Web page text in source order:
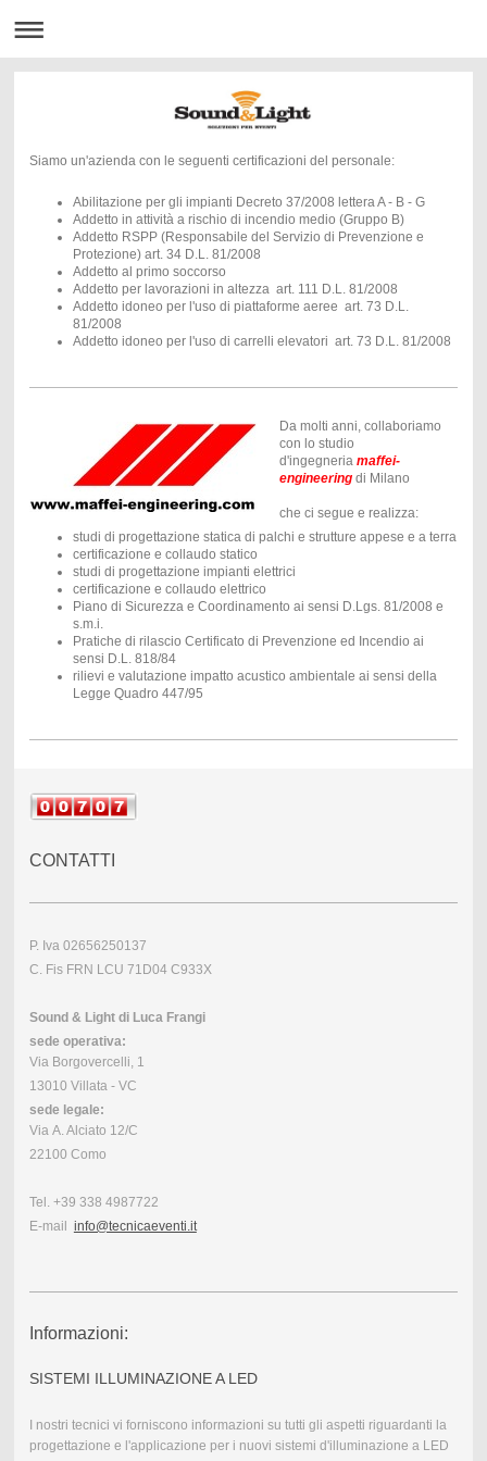
Siamo un'azienda con le seguenti certificazioni del personale:
Abilitazione per gli impianti Decreto 37/2008 lettera A - B - G
Addetto in attività a rischio di incendio medio (Gruppo B)
Addetto RSPP (Responsabile del Servizio di Prevenzione e
Protezione) art. 34 D.L. 81/2008
Addetto al primo soccorso
Addetto per lavorazioni in altezza art. 111 D.L. 81/2008
Addetto idoneo per l'uso di piattaforme aeree art. 73 D.L.
81/2008
Addetto idoneo per l'uso di carrelli elevatori art. 73 D.L. 81/2008
Da molti anni, collaboriamo
con lo studio
d'ingegneria maffei-
engineeringdi Milano
che ci segue e realizza:
studi di progettazione statica di palchi e strutture appese e a terra
certificazione e collaudo statico
studi di progettazione impianti elettrici
certificazione e collaudo elettrico
Piano di Sicurezza e Coordinamento ai sensi D.Lgs. 81/2008 e
s.m.i.
Pratiche di rilascio Certificato di Prevenzione ed Incendio ai
sensi D.L. 818/84
rilievi e valutazione impatto acustico ambientale ai sensi della
Legge Quadro 447/95
CONTATTI
P. Iva 02656250137
C. Fis FRN LCU 71D04 C933X
Sound & Light di Luca Frangi
sede operativa:
Via Borgovercelli, 1
13010 Villata - VC
sede legale:
Via A. Alciato 12/C
22100 Como
Tel. +39 338 4987722
E-mail info@tecnicaeventi.it
Informazioni:
SISTEMI ILLUMINAZIONE A LED
I nostri tecnici vi forniscono informazioni su tutti gli aspetti riguardanti la
progettazione e l'applicazione per i nuovi sistemi d'illuminazione a LED